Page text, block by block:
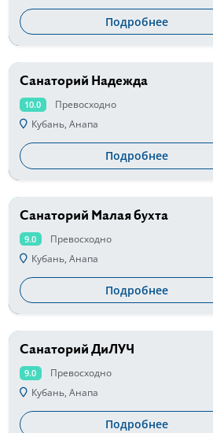
Подробнее
от 3800 руб
Санаторий Надежда
10.0
Превосходно
Кубань, Анапа
Подробнее
от 3100 руб
Санаторий Малая бухта
9.0
Превосходно
Кубань, Анапа
Подробнее
от 3500 руб
Санаторий ДиЛУЧ
9.0
Превосходно
Кубань, Анапа
Подробнее